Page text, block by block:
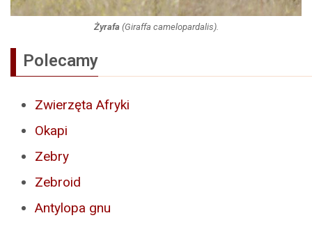
Żyrafa (Giraffa camelopardalis).
Polecamy
Zwierzęta Afryki
Okapi
Zebry
Zebroid
Antylopa gnu